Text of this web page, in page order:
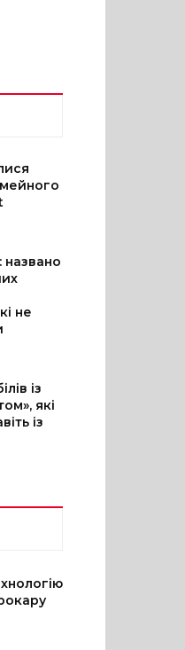
названо
не
із
які
із